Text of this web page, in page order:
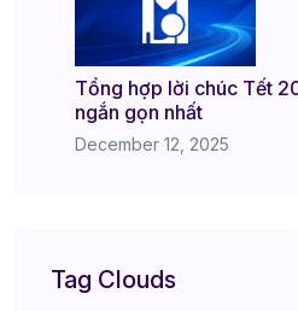
Tổng hợp lời chúc Tết
ngắn gọn nhất
December 12, 2025
Tag Clouds